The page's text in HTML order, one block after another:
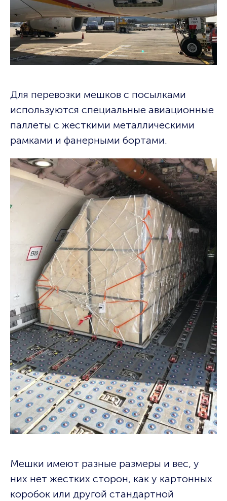
Для перевозки мешков с посылками
используются специальные авиационные
паллеты с жесткими металлическими
рамками и фанерными бортами.
Мешки имеют разные размеры и вес, у
них нет жестких сторон, как у картонных
коробок или другой стандартной